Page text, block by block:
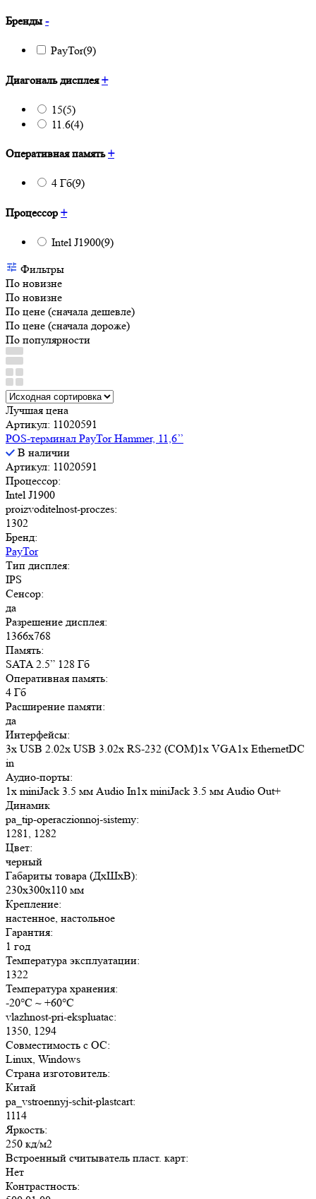
Бренды -
PayTor(9)
Диагональ дисплея+
15(5)
11.6(4)
Оперативная память+
4 Гб(9)
Процессор +
Intel J1900(9)
Фильтры
По новизне
По новизне
По цене (сначала дешевле)
По цене (сначала дороже)
По популярности
Лучшая цена
Артикул: 11020591
POS-терминал PayTor Hammer, 11,6’’
В наличии
Артикул: 11020591
Процессор:
Intel J1900
proizvoditelnost-proczes:
1302
Бренд:
PayTor
Тип дисплея:
IPS
Сенсор:
да
Разрешение дисплея:
1366x768
Память:
SATA 2.5” 128 Гб
Оперативная память:
4 Гб
Расширение памяти:
да
Интерфейсы:
3x USB 2.02x USB 3.02x RS-232 (COM)1x VGA1x EthernetDC
in
Аудио-порты:
1x miniJack 3.5 мм Audio In1x miniJack 3.5 мм Audio Out+
Динамик
pa_tip-operaczionnoj-sistemy:
1281, 1282
Цвет:
черный
Габариты товара (ДxШxВ):
230x300x110 мм
Крепление:
настенное, настольное
Гарантия:
1 год
Температура эксплуатации:
1322
Температура хранения:
-20°C ~ +60°C
vlazhnost-pri-ekspluatac:
1350, 1294
Совместимость с ОС:
Linux, Windows
Страна изготовитель:
Китай
pa_vstroennyj-schit-plastcart:
1114
Яркость:
250 кд/м2
Встроенный считыватель пласт. карт:
Нет
Контрастность: